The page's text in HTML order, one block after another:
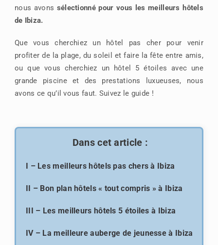
nous avons sélectionné pour vous les meilleurs hôtels
de Ibiza.
Que vous cherchiez un hôtel pas cher pour venir
profiter de la plage, du soleil et faire la fête entre amis,
ou que vous cherchiez un hôtel 5 étoiles avec une
grande piscine et des prestations luxueuses, nous
avons ce qu’il vous faut. Suivez le guide !
Dans cet article :
I – Les meilleurs hôtels pas chers à Ibiza
II – Bon plan hôtels « tout compris » à Ibiza
III – Les meilleurs hôtels 5 étoiles à Ibiza
IV – La meilleure auberge de jeunesse à Ibiza